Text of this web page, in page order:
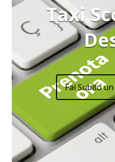
Taxi
Fai Subito